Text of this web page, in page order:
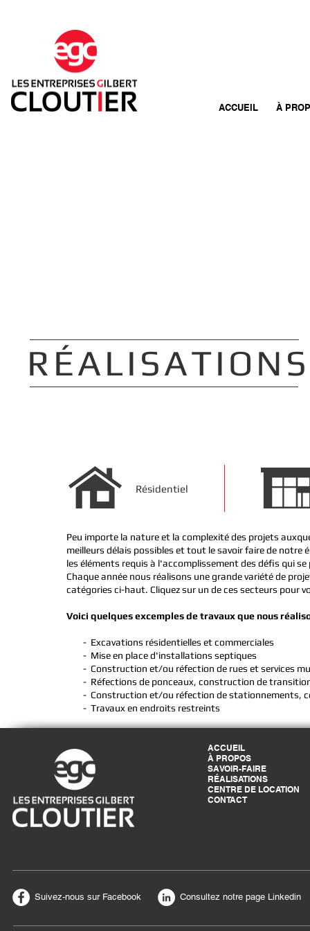
ACCUEIL À
RÉALISATIONS
Résidentiel
Peu importe la nature et la complexité des projets
meilleurs délais possibles et tout le savoir faire de
les éléments requis à l'accomplissement des défis qui
Chaque année nous réalisons une grande variété de
catégories ci-haut. Cliquez sur un de ces secteurs pour
Voici quelques excemples de travaux que nous
- Excavations résidentielles et commerciales
- Mise en place d'installations septiques
- Construction et/ou réfection de rues et services
- Réfections de ponceaux, construction de
- Construction et/ou réfection de stationnements,
- Travaux en endroits restreints
ACCUEIL
À PROPOS
SAVOIR-FAIRE
RÉALISATIONS
CENTRE DE LOCATION
CONTACT
Suivez-nous sur Facebook Consultez notre page Linkedin